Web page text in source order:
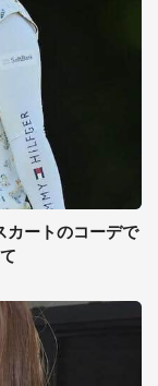
カートのコーデで